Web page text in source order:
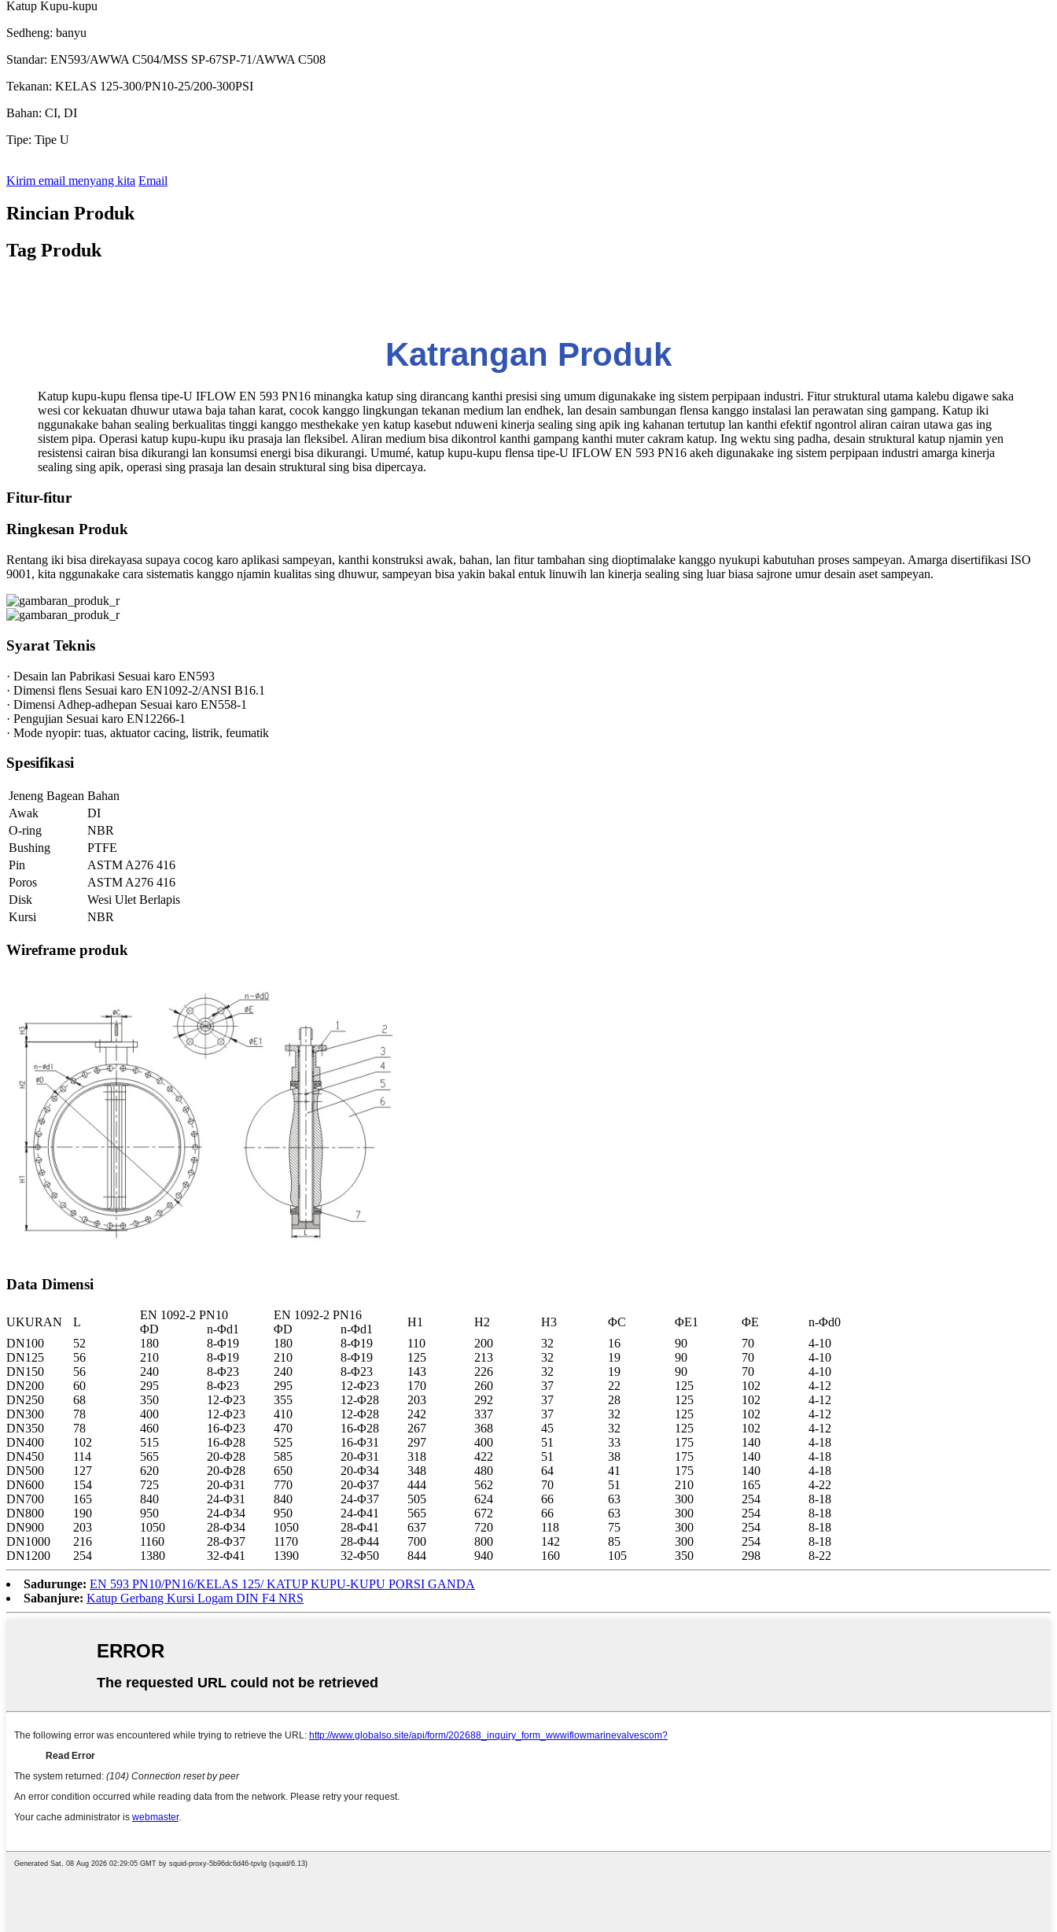
Katup Kupu-kupu
Sedheng: banyu
Standar: EN593/AWWA C504/MSS SP-67SP-71/AWWA C508
Tekanan: KELAS 125-300/PN10-25/200-300PSI
Bahan: CI, DI
Tipe: Tipe U
Kirim email menyang kita Email
Rincian Produk
Tag Produk
Katrangan Produk
Katup kupu-kupu flensa tipe-U IFLOW EN 593 PN16 minangka katup sing dirancang kanthi presisi sing umum digunakake ing sistem perpipaan industri. Fitur struktural utama kalebu digawe saka
wesi cor kekuatan dhuwur utawa baja tahan karat, cocok kanggo lingkungan tekanan medium lan endhek, lan desain sambungan flensa kanggo instalasi lan perawatan sing gampang. Katup iki
nggunakake bahan sealing berkualitas tinggi kanggo mesthekake yen katup kasebut nduweni kinerja sealing sing apik ing kahanan tertutup lan kanthi efektif ngontrol aliran cairan utawa gas ing
sistem pipa. Operasi katup kupu-kupu iku prasaja lan fleksibel. Aliran medium bisa dikontrol kanthi gampang kanthi muter cakram katup. Ing wektu sing padha, desain struktural katup njamin yen
resistensi cairan bisa dikurangi lan konsumsi energi bisa dikurangi. Umumé, katup kupu-kupu flensa tipe-U IFLOW EN 593 PN16 akeh digunakake ing sistem perpipaan industri amarga kinerja
sealing sing apik, operasi sing prasaja lan desain struktural sing bisa dipercaya.
Fitur-fitur
Ringkesan Produk
Rentang iki bisa direkayasa supaya cocog karo aplikasi sampeyan, kanthi konstruksi awak, bahan, lan fitur tambahan sing dioptimalake kanggo nyukupi kabutuhan proses sampeyan. Amarga disertifikasi ISO
9001, kita nggunakake cara sistematis kanggo njamin kualitas sing dhuwur, sampeyan bisa yakin bakal entuk linuwih lan kinerja sealing sing luar biasa sajrone umur desain aset sampeyan.
Syarat Teknis
· Desain lan Pabrikasi Sesuai karo EN593
· Dimensi flens Sesuai karo EN1092-2/ANSI B16.1
· Dimensi Adhep-adhepan Sesuai karo EN558-1
· Pengujian Sesuai karo EN12266-1
· Mode nyopir: tuas, aktuator cacing, listrik, feumatik
Spesifikasi
Jeneng Bagean Bahan
Awak
DI
O-ring
NBR
Bushing
PTFE
Pin
ASTM A276 416
Poros
ASTM A276 416
Disk
Wesi Ulet Berlapis
Kursi
NBR
Wireframe produk
Data Dimensi
UKURAN L
EN 1092-2 PN10 EN 1092-2 PN16
H1 H2 H3 ΦC ΦE1 ΦE n-Φd0
ΦD n-Φd1 ΦD
n-Φd1
DN100
52 180 8-Φ19 180 8-Φ19 110 200 32 16 90 70
4-10
DN125
56 210 8-Φ19 210 8-Φ19 125 213 32 19 90 70
4-10
DN150
56 240 8-Φ23 240 8-Φ23 143 226 32 19 90 70
4-10
DN200
60 295 8-Φ23 295 12-Φ23 170 260 37 22 125 102
4-12
DN250
68 350 12-Φ23 355 12-Φ28 203 292 37 28 125 102
4-12
DN300
78 400 12-Φ23 410 12-Φ28 242 337 37 32 125 102
4-12
DN350
78 460 16-Φ23 470 16-Φ28 267 368 45 32 125 102
4-12
DN400
102 515 16-Φ28 525 16-Φ31 297 400 51 33 175 140
4-18
DN450
114 565 20-Φ28 585 20-Φ31 318 422 51 38 175 140
4-18
DN500
127 620 20-Φ28 650 20-Φ34 348 480 64 41 175 140
4-18
DN600
154 725 20-Φ31 770 20-Φ37 444 562 70 51 210 165
4-22
DN700
165 840 24-Φ31 840 24-Φ37 505 624 66 63 300 254
8-18
DN800
190 950 24-Φ34 950 24-Φ41 565 672 66 63 300 254
8-18
DN900
203 1050 28-Φ34 1050 28-Φ41 637 720 118 75 300 254
8-18
DN1000
216 1160 28-Φ37 1170 28-Φ44 700 800 142 85 300 254
8-18
DN1200
254 1380 32-Φ41 1390 32-Φ50 844 940 160 105 350 298 8-22
Sadurunge: EN 593 PN10/PN16/KELAS 125/ KATUP KUPU-KUPU PORSI GANDA
Sabanjure: Katup Gerbang Kursi Logam DIN F4 NRS